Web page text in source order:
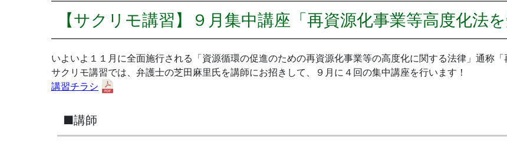
【サクリモ講習】９月集中講座「再資源化事業等高度化法
いよいよ１１月に全面施行される「資源循環の促進のための再資源化事業等の高度化に関する法律」通称「
サクリモ講習では、弁護士の芝田麻里氏を講師にお招きして、９月に４回の集中講座を行います！
講習チラシ
■講師